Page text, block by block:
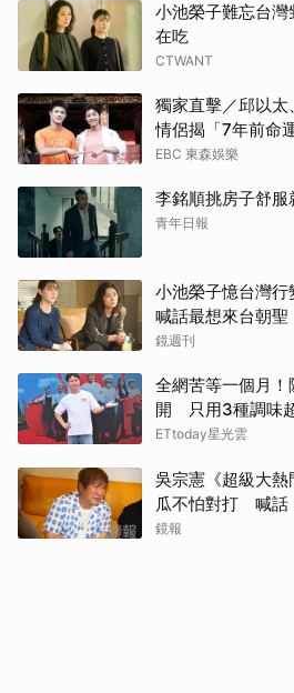
小池榮子難忘台
在吃
CTWANT
獨家直擊／邱以
情侶揭「7年前命
EBC 東森娛樂
李銘順挑房子舒
青年日報
小池榮子憶台灣
喊話最想來台朝聖
鏡週刊
全網苦等一個月
開 只用3種調味
ETtoday星光雲
吳宗憲《超級大
瓜不怕對打 喊話
鏡報